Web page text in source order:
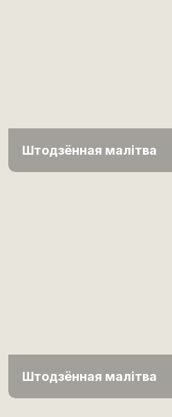
Штодзённая малітва
Штодзённая малітва